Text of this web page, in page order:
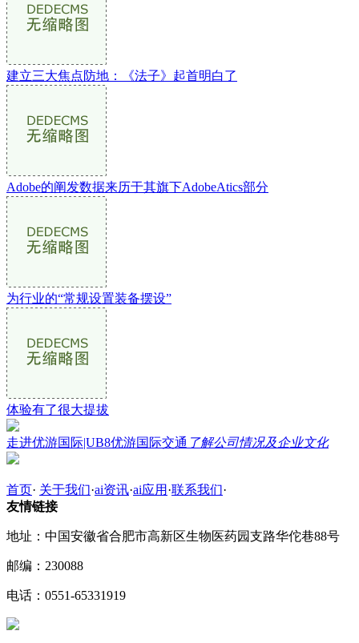
建立三大焦点防地：《法子》起首明白了
Adobe的阐发数据来历于其旗下AdobeAtics部分
为行业的“常规设置装备摆设”
体验有了很大提拔
走进优游国际|UB8优游国际交通 了解公司情况及企业文化
首页· 关于我们·ai资讯·ai应用 ·联系我们·
友情链接
地址：中国安徽省合肥市高新区生物医药园支路华佗巷88号
邮编：230088
电话：0551-65331919